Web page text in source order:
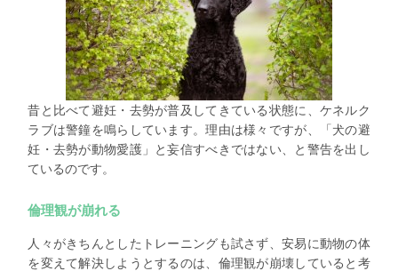
昔と比べて避妊・去勢が普及してきている状態に、ケネルク
ラブは警鐘を鳴らしています。理由は様々ですが、「犬の避
妊・去勢が動物愛護」と妄信すべきではない、と警告を出し
ているのです。
倫理観が崩れる
人々がきちんとしたトレーニングも試さず、安易に動物の体
を変えて解決しようとするのは、倫理観が崩壊していると考